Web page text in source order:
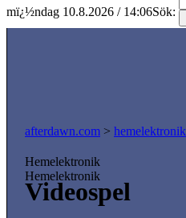
mï¿½ndag 10.8.2026 / 14:06Sök:
afterdawn.com > hemelektronik
Hemelektronik
Hemelektronik
Videospel